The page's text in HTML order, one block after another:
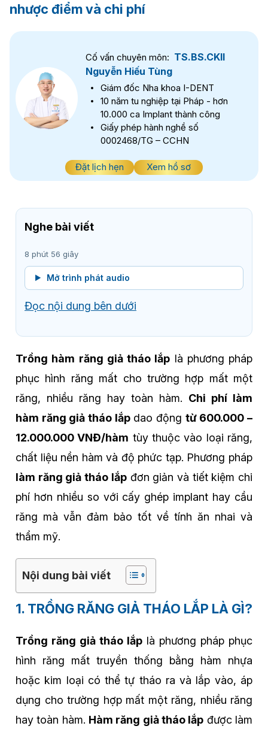
nhược điểm và chi phí
Cố vấn chuyên môn: TS.BS.CKII
Nguyễn Hiếu Tùng
Giám đốc Nha khoa I-DENT
10 năm tu nghiệp tại Pháp - hơn
10.000 ca Implant thành công
Giấy phép hành nghề số
0002468/TG – CCHN
Đặt lịch hẹn Xem hồ sơ
Nghe bài viết
8 phút 56 giây
Mở trình phát audio
Đọc nội dung bên dưới
Trồng hàm răng giả tháo lắp là phương pháp
phục hình răng mất cho trường hợp mất một
răng, nhiều răng hay toàn hàm. Chi phí làm
hàm răng giả tháo lắpdao động từ 600.000 –
12.000.000 VNĐ/hàm tùy thuộc vào loại răng,
chất liệu nền hàm và độ phức tạp. Phương pháp
làm răng giả tháo lắpđơn giản và tiết kiệm chi
phí hơn nhiều so với cấy ghép implant hay cầu
răng mà vẫn đảm bảo tốt về tính ăn nhai và
thẩm mỹ.
Nội dung bài viết
1. TRỒNG RĂNG GIẢ THÁO LẮP LÀ GÌ?
Trồng răng giả tháo lắp là phương pháp phục
hình răng mất truyền thống bằng hàm nhựa
hoặc kim loại có thể tự tháo ra và lắp vào, áp
dụng cho trường hợp mất một răng, nhiều răng
hay toàn hàm. Hàm răng giả tháo lắp được làm